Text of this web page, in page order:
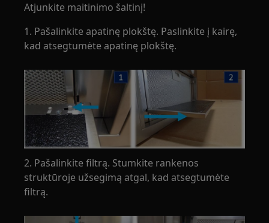
Atjunkite maitinimo šaltinį!
1. Pašalinkite apatinę plokštę. Paslinkite į kairę,
kad atsegtumėte apatinę plokštę.
2. Pašalinkite filtrą. Stumkite rankenos
struktūroje užsegimą atgal, kad atsegtumėte
filtrą.